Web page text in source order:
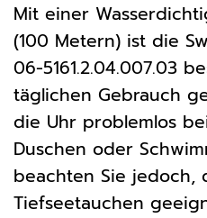
Mit einer
(100 Metern) ist die
06-5161.2.04.007.03
täglichen Gebrauch
die Uhr problemlos
Duschen oder
beachten Sie jedoch,
Tiefseetauchen